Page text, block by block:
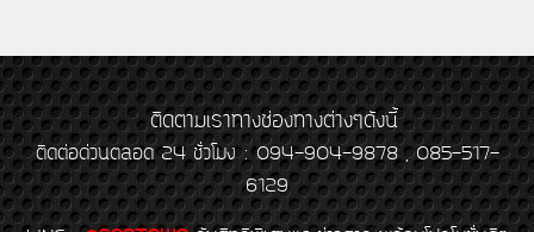
ติดตามเราทางช่องทางต่างๆดังนี้
ติดต่อด่วนตลอด 24 ชั่วโมง : 094-904-9878 , 085-517-
6129